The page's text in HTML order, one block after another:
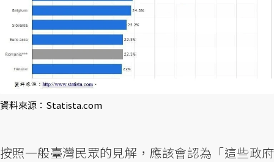
資料來源：Statista.com
按照一般臺灣民眾的見解，應該會認為「這些政府